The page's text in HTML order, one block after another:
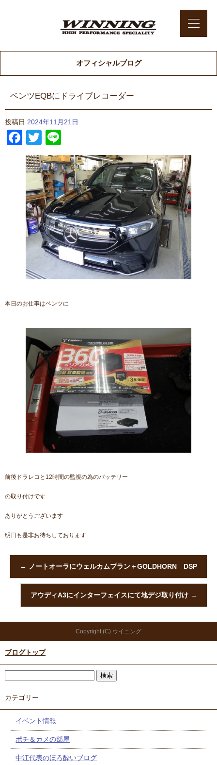
オフィシャルブログ
ベンツEQBにドライブレコーダー
投稿日 2024年11月21日
Facebook
Twitter
本日のお仕事はベンツに
前後ドラレコと12時間の監視の為のバッテリー
の取り付けです
ありがとうございます
明日も是非お待ちしております
← ノートオーラにウェルカムプラン＋GOLDHORN DSP
アウディA3にインターフェイスにて地デジ取り付け →
Copyright (C) ウイニング
ブログトップ
カテゴリー
イベント情報
ポチ＆カメの部屋
中江代表のほろ酔いブログ